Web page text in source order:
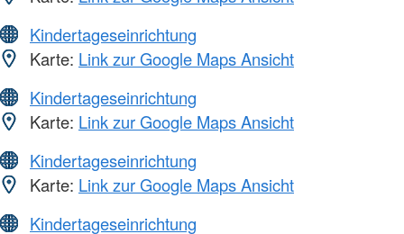
Kindertageseinrichtung
Karte: Link zur Google Maps Ansicht
Kindertageseinrichtung
Karte: Link zur Google Maps Ansicht
Kindertageseinrichtung
Karte: Link zur Google Maps Ansicht
Kindertageseinrichtung